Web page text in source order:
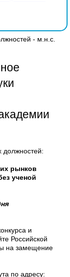
- м.н.с.
должностей:
рынков
ученой
и
Российской
на замещение
по адресу: